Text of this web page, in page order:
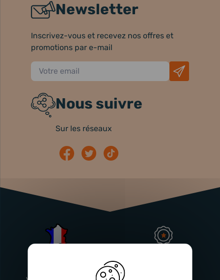
Newsletter
Inscrivez-vous et recevez nos offres et
promotions par e-mail
Nous suivre
Sur les réseaux